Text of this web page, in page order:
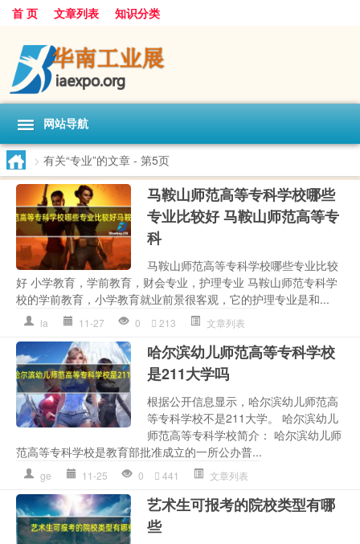
首 页 文章列表 知识分类
网站导航
> 有关“专业”的文章 - 第5页
马鞍山师范高等专科学校哪些
专业比较好 马鞍山师范高等专
科
马鞍山师范高等专科学校哪些专业比较
好 小学教育，学前教育，财会专业，护理专业 马鞍山师范专科学
校的学前教育，小学教育就业前景很客观，它的护理专业是和...
la 11-27 0 213 文章列表
哈尔滨幼儿师范高等专科学校
是211大学吗
根据公开信息显示，哈尔滨幼儿师范高
等专科学校不是211大学。 哈尔滨幼儿
师范高等专科学校简介： 哈尔滨幼儿师
范高等专科学校是教育部批准成立的一所公办普...
ge 11-25 0 441 文章列表
艺术生可报考的院校类型有哪
些